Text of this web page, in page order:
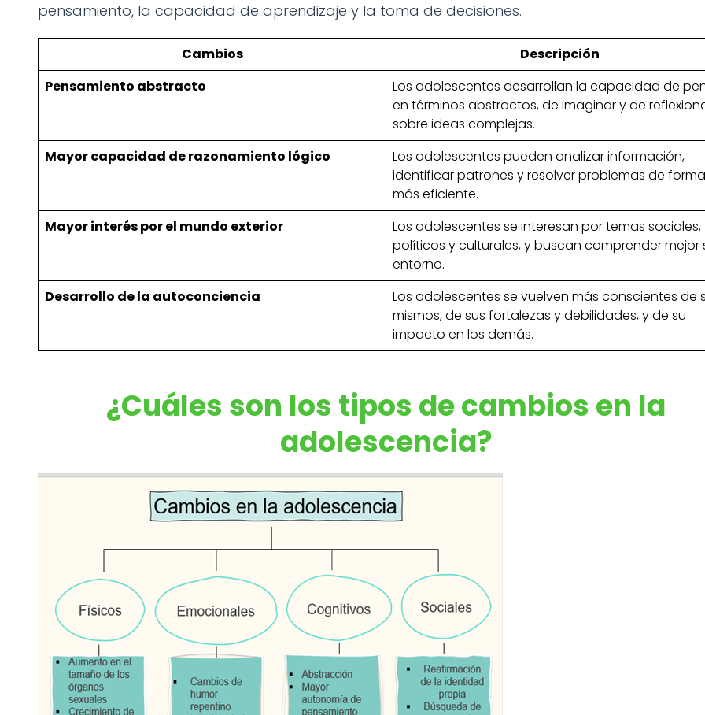
pensamiento, la capacidad de aprendizaje y la toma de decisiones.
Cambios
Descripción
Pensamiento abstracto
Los adolescentes desarrollan la capacidad de
en términos abstractos, de imaginar y de
sobre ideas complejas.
Mayor capacidad de razonamiento lógico
Los adolescentes pueden analizar información,
identificar patrones y resolver problemas de forma
más eficiente.
Mayor interés por el mundo exterior
Los adolescentes se interesan por temas sociales,
políticos y culturales, y buscan comprender mejor
entorno.
Desarrollo de la autoconciencia
Los adolescentes se vuelven más conscientes de
mismos, de sus fortalezas y debilidades, y de su
impacto en los demás.
¿Cuáles son los tipos de cambios en la
adolescencia?